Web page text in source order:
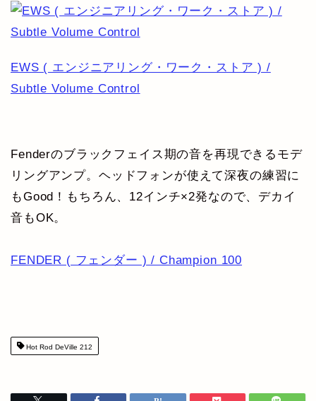
EWS ( エンジニアリング・ワーク・ストア ) /
Subtle Volume Control
Fenderのブラックフェイス期の音を再現できるモデ
リングアンプ。ヘッドフォンが使えて深夜の練習に
もGood！もちろん、12インチ×2発なので、デカイ
音もOK。
FENDER ( フェンダー ) / Champion 100
Hot Rod DeVille 212